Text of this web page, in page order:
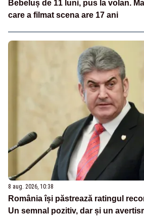
Bebeluș de 11 luni, pus la volan.
care a filmat scena are 17 ani
8 aug. 2026, 10:38
România își păstrează ratingul
Un semnal pozitiv, dar și un